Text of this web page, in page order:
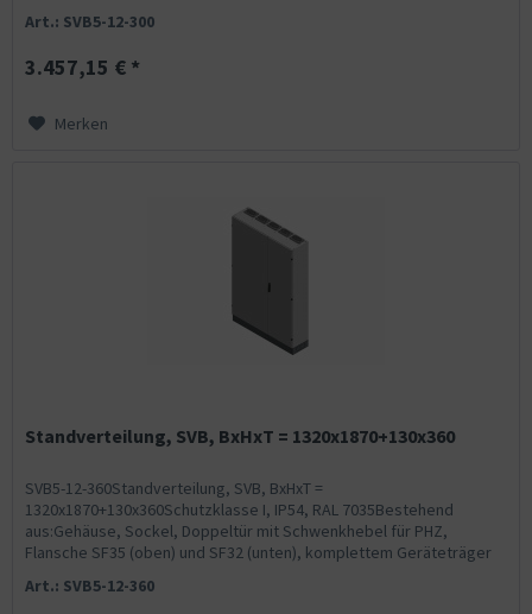
Art.: SVB5-12-300
3.457,15 € *
Merken
Standverteilung, SVB, BxHxT = 1320x1870+130x360
SVB5-12-360Standverteilung, SVB, BxHxT =
1320x1870+130x360Schutzklasse I, IP54, RAL 7035Bestehend
aus:Gehäuse, Sockel, Doppeltür mit Schwenkhebel für PHZ,
Flansche SF35 (oben) und SF32 (unten), komplettem Geräteträger
Art.: SVB5-12-360